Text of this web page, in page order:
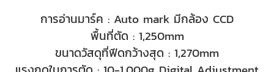
การอ่านมาร์ค : Auto mark มีกล้อง CCD
พื้นที่ตัด : 1,250mm
ขนาดวัสดุที่ฟีดกว้างสุด : 1,270mm